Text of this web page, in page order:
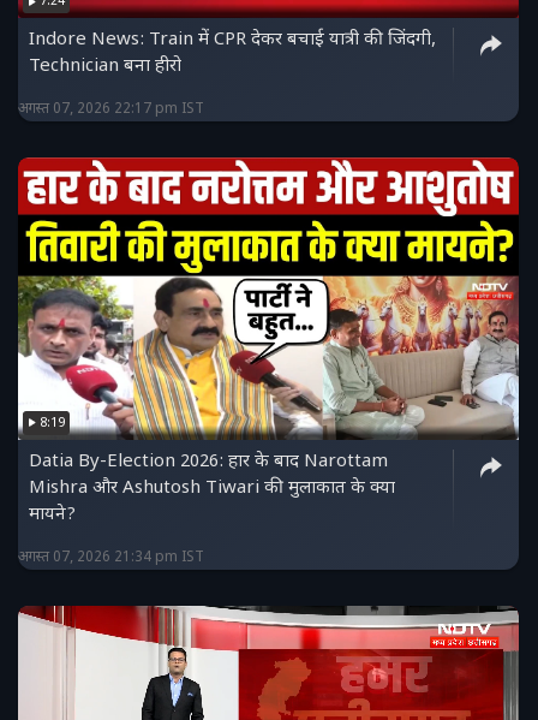
Indore News: Train में CPR देकर बचाई यात्री की जिंदगी,
Technician बना हीरो
अगस्त 07, 2026 22:17 pm IST
8:19
Datia By-Election 2026: हार के बाद Narottam
Mishra और Ashutosh Tiwari की मुलाकात के क्या
मायने?
अगस्त 07, 2026 21:34 pm IST